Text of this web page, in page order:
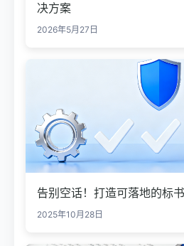
决方案
2026年5月27日
告别空话！打造可落地的标
2025年10月28日